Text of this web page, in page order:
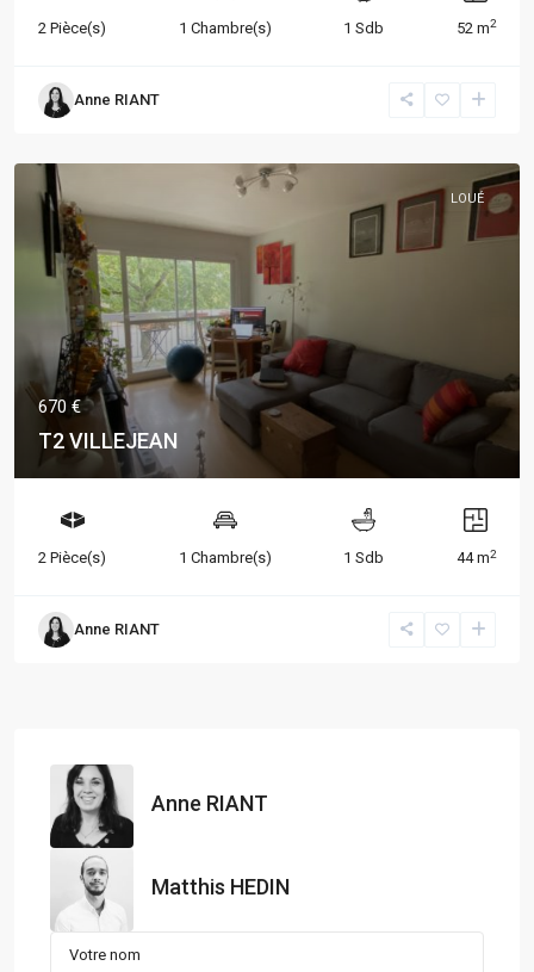
2 Pièce(s) 1 Chambre(s) 1 Sdb 52 m2
Anne RIANT
LOUÉ
670 €
T2 VILLEJEAN
2 Pièce(s) 1 Chambre(s) 1 Sdb 44 m2
Anne RIANT
Anne RIANT
Matthis HEDIN